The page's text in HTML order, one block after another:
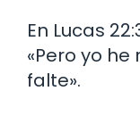
En Lucas
«Pero yo
falte».